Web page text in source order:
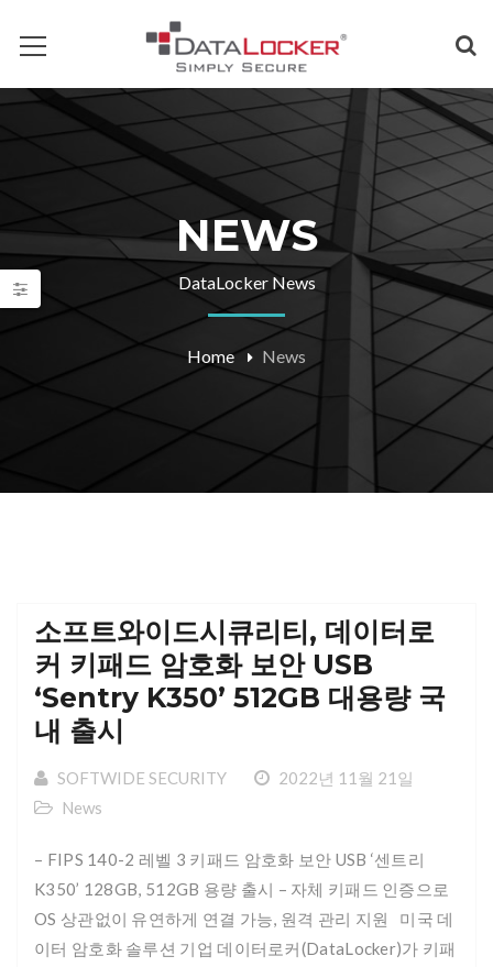
NEWS
DataLocker News
Home News
소프트와이드시큐리티, 데이터로
커 키패드 암호화 보안 USB
‘Sentry K350’ 512GB 대용량 국
내 출시
SOFTWIDE SECURITY
2022년 11월 21일
News
– FIPS 140-2 레벨 3 키패드 암호화 보안 USB ‘센트리
K350’ 128GB, 512GB 용량 출시 – 자체 키패드 인증으로
OS 상관없이 유연하게 연결 가능, 원격 관리 지원 미국 데
이터 암호화 솔루션 기업 데이터로커(DataLocker)가 키패